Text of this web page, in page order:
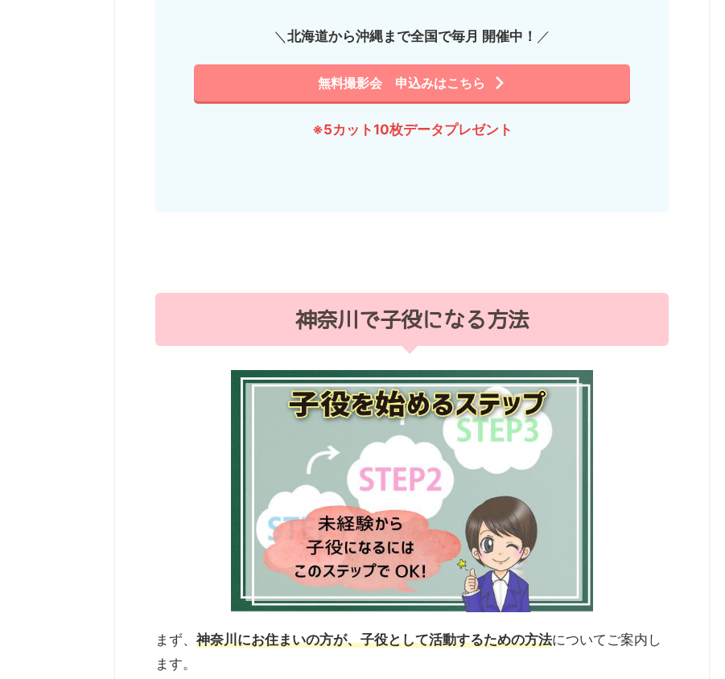
＼ 北海道から沖縄まで全国で毎月 開催中！ ／
無料撮影会 申込みはこちら
※5カット10枚データプレゼント
神奈川で子役になる方法
まず、 神奈川にお住まいの方が、子役として活動するための方法についてご案内し
ます。